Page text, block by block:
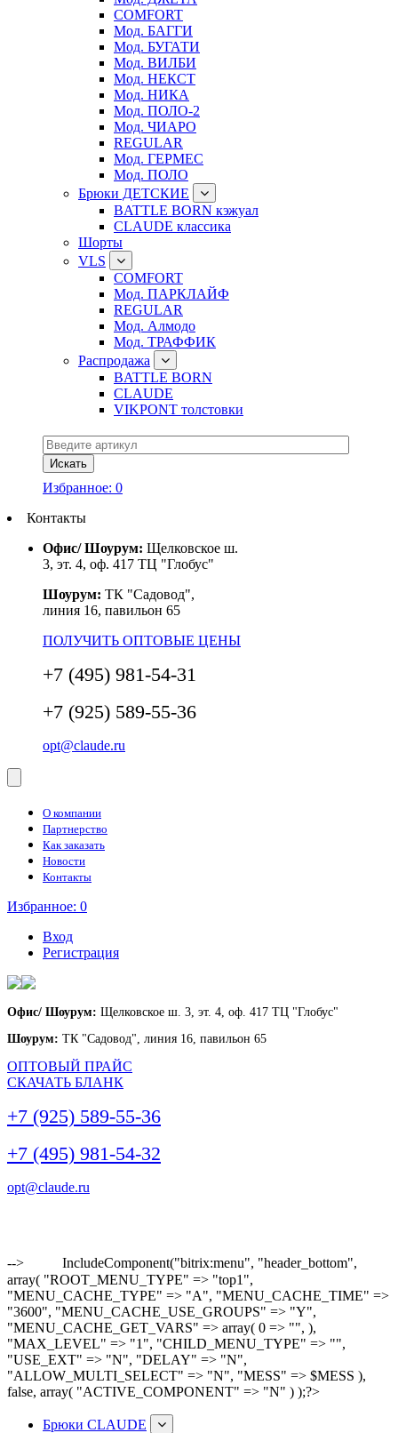
COMFORT
Мод. БАГГИ
Мод. БУГАТИ
Мод. ВИЛБИ
Мод. НЕКСТ
Мод. НИКА
Мод. ПОЛО-2
Мод. ЧИАРО
REGULAR
Мод. ГЕРМЕС
Мод. ПОЛО
Брюки ДЕТСКИЕ
BATTLE BORN кэжуал
CLAUDE классика
Шорты
VLS
COMFORT
Мод. ПАРКЛАЙФ
REGULAR
Мод. Алмодо
Мод. ТРАФФИК
Распродажа
BATTLE BORN
CLAUDE
VIKPONT толстовки
Избранное: 0
Контакты
Офис/ Шоурум: Щелковское ш.
3, эт. 4, оф. 417 ТЦ "Глобус"
Шоурум: ТК "Садовод",
линия 16, павильон 65
ПОЛУЧИТЬ ОПТОВЫЕ ЦЕНЫ
+7 (495) 981-54-31
+7 (925) 589-55-36
opt@claude.ru
О компании
Партнерство
Как заказать
Новости
Контакты
Избранное: 0
Вход
Регистрация
Офис/ Шоурум: Щелковское ш. 3, эт. 4, оф. 417 ТЦ "Глобус"
Шоурум: ТК "Садовод", линия 16, павильон 65
ОПТОВЫЙ ПРАЙС
СКАЧАТЬ БЛАНК
+7 (925) 589-55-36
+7 (495) 981-54-32
opt@claude.ru
-->
IncludeComponent("bitrix:menu", "header_bottom",
array( "ROOT_MENU_TYPE" => "top1",
"MENU_CACHE_TYPE" => "A", "MENU_CACHE_TIME" =>
"3600", "MENU_CACHE_USE_GROUPS" => "Y",
"MENU_CACHE_GET_VARS" => array( 0 => "", ),
"MAX_LEVEL" => "1", "CHILD_MENU_TYPE" => "",
"USE_EXT" => "N", "DELAY" => "N",
"ALLOW_MULTI_SELECT" => "N", "MESS" => $MESS ),
false, array( "ACTIVE_COMPONENT" => "N" ) );?>
Брюки CLAUDE